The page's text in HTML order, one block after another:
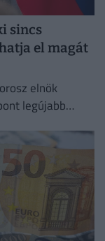
sincs
el magát
elnök
legújabb